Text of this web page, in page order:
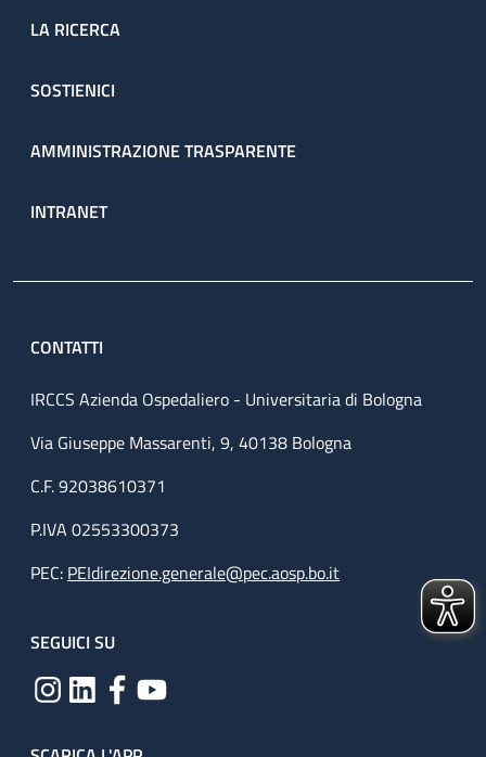
LA RICERCA
SOSTIENICI
AMMINISTRAZIONE TRASPARENTE
INTRANET
CONTATTI
IRCCS Azienda Ospedaliero - Universitaria di Bologna
Via Giuseppe Massarenti, 9, 40138 Bologna
C.F. 92038610371
P.IVA 02553300373
PEC: PEIdirezione.generale@pec.aosp.bo.it
SEGUICI SU